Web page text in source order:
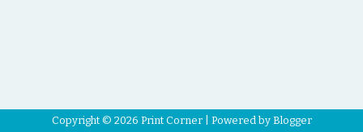
Copyright © 2026 Print Corner| Powered by Blogger